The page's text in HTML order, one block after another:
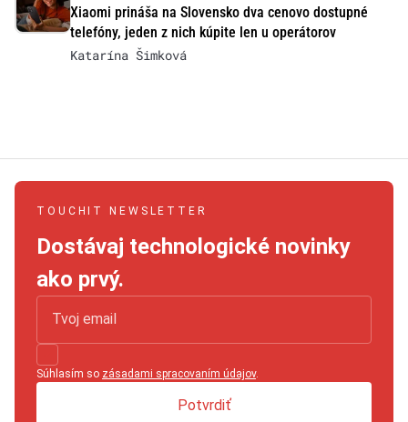
Xiaomi prináša na Slovensko dva cenovo dostupné
telefóny, jeden z nich kúpite len u operátorov
Katarína Šimková
TOUCHIT NEWSLETTER
Dostávaj technologické novinky
ako prvý.
Súhlasím so zásadami spracovaním údajov.
Potvrdiť